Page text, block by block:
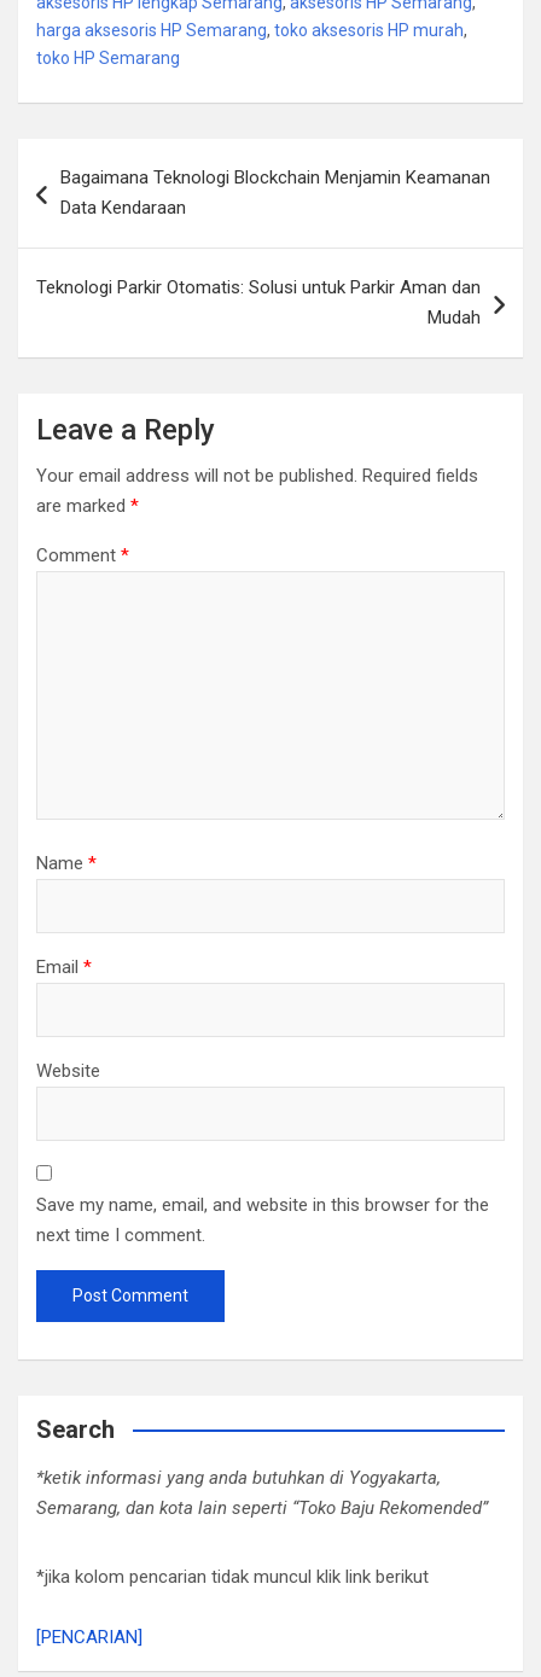
harga aksesoris HP Semarang, toko aksesoris HP murah,
toko HP Semarang
navigation
Bagaimana Teknologi Blockchain Menjamin Keamanan
Data Kendaraan
Teknologi Parkir Otomatis: Solusi untuk Parkir Aman dan
Mudah
Leave a Reply
Your email address will not be published. Required fields
are marked *
Comment *
Name *
Email *
Website
Save my name, email, and website in this browser for the
next time I comment.
Search
*ketik informasi yang anda butuhkan di Yogyakarta,
Semarang, dan kota lain seperti “Toko Baju Rekomended”
*jika kolom pencarian tidak muncul klik link berikut
[PENCARIAN]